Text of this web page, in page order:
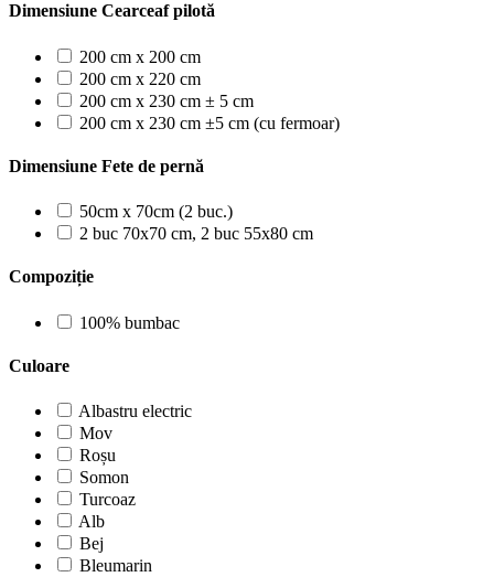
Dimensiune Cearceaf pilotă
200 cm x 200 cm
200 cm x 220 cm
200 cm x 230 cm ± 5 cm
200 cm x 230 cm ±5 cm (cu fermoar)
Dimensiune Fete de pernă
50cm x 70cm (2 buc.)
2 buc 70x70 cm, 2 buc 55x80 cm
Compoziție
100% bumbac
Culoare
Albastru electric
Mov
Roșu
Somon
Turcoaz
Alb
Bej
Bleumarin